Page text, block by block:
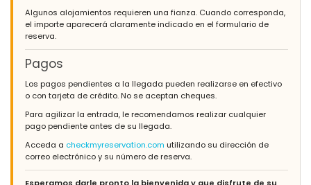
Algunos alojamientos requieren una fianza. Cuando corresponda,
el importe aparecerá claramente indicado en el formulario de
reserva.
Pagos
Los pagos pendientes a la llegada pueden realizarse en efectivo
o con tarjeta de crédito. No se aceptan cheques.
Para agilizar la entrada, le recomendamos realizar cualquier
pago pendiente antes de su llegada.
Acceda a checkmyreservation.com utilizando su dirección de
correo electrónico y su número de reserva.